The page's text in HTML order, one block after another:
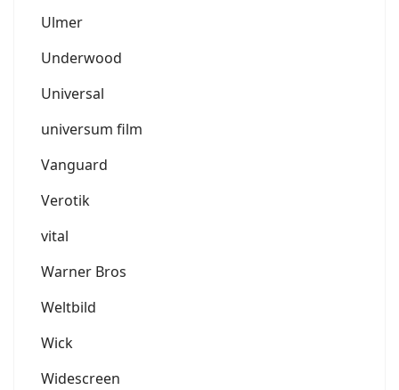
Ulmer
Underwood
Universal
universum film
Vanguard
Verotik
vital
Warner Bros
Weltbild
Wick
Widescreen